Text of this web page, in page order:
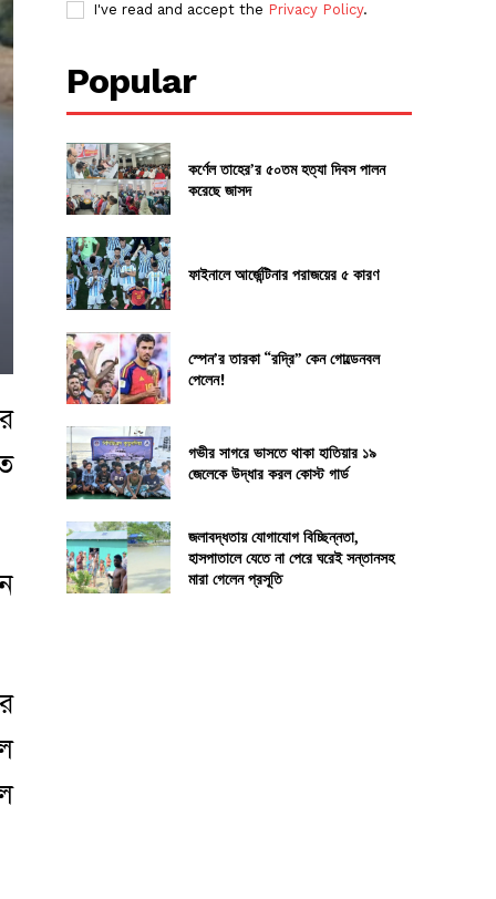
I've read and accept the Privacy Policy.
Popular
কর্ণেল তাহের’র ৫০তম হত্যা দিবস পালন
করেছে জাসদ
ফাইনালে আর্জেন্টিনার পরাজয়ের ৫ কারণ
স্পেন’র তারকা “রদ্রি” কেন গোল্ডেনবল
পেলেন!
গভীর সাগরে ভাসতে থাকা হাতিয়ার ১৯
জেলেকে উদ্ধার করল কোস্ট গার্ড
জলাবদ্ধতায় যোগাযোগ বিচ্ছিন্নতা,
হাসপাতালে যেতে না পেরে ঘরেই সন্তানসহ
মারা গেলেন প্রসূতি